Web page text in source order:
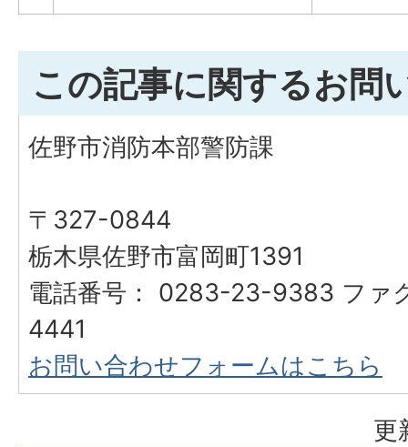
この記事に関するお問
佐野市消防本部警防課
〒327-0844
栃木県佐野市富岡町1391
電話番号： 0283-23-9383 ファ
4441
お問い合わせフォームはこちら
更